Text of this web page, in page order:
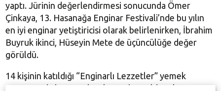
yaptı. Jürinin değerlendirmesi sonucunda Ömer
Çinkaya, 13. Hasanağa Enginar Festivali’nde bu yılın
en iyi enginar yetiştiricisi olarak belirlenirken, İbrahim
Buyruk ikinci, Hüseyin Mete de üçüncülüğe değer
görüldü.
14 kişinin katıldığı “Enginarlı Lezzetler” yemek
yarışması da heyecanlı anlara sahne oldu. Alanı